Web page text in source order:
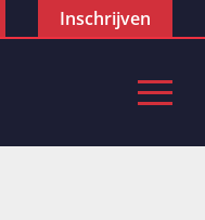
Inschrijven